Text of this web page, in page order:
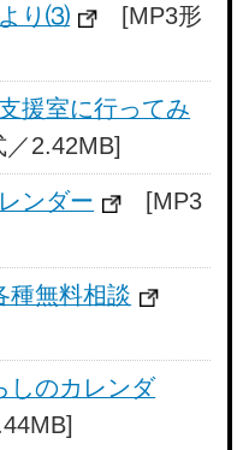
より⑶
[MP3形
援室に行ってみ
／2.42MB]
ンダー
[MP3
種無料相談
しのカレンダ